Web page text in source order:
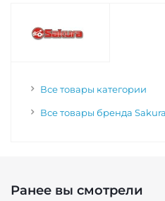
Все товары категории
Все товары бренда Sakura
Ранее вы смотрели